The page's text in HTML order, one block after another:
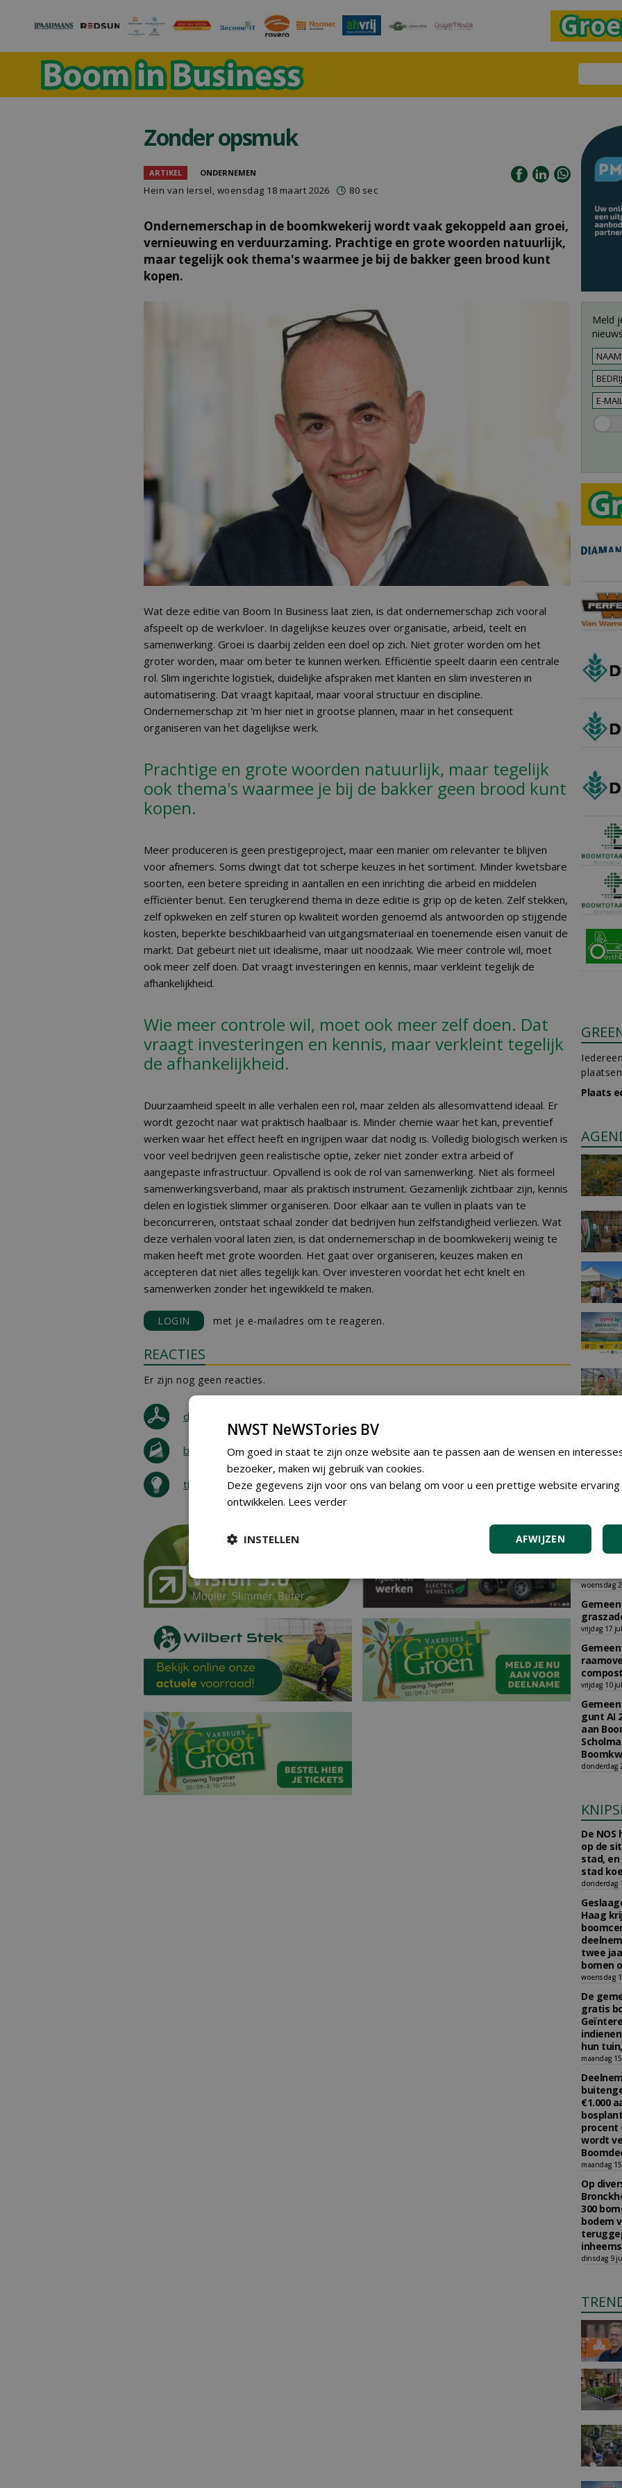
Zonder opsmuk
ARTIKEL ONDERNEMEN
Hein van Iersel, woensdag 18 maart 2026 80 sec
Ondernemerschap in de boomkwekerij wordt vaak gekoppeld aan groei,
vernieuwing en verduurzaming. Prachtige en grote woorden natuurlijk,
maar tegelijk ook thema's waarmee je bij de bakker geen brood kunt
kopen.
Wat deze editie van Boom In Business laat zien, is dat ondernemerschap zich vooral
afspeelt op de werkvloer. In dagelijkse keuzes over organisatie, arbeid, teelt en
samenwerking. Groei is daarbij zelden een doel op zich. Niet groter worden om het
groter worden, maar om beter te kunnen werken. Efficiëntie speelt daarin een centrale
rol. Slim ingerichte logistiek, duidelijke afspraken met klanten en slim investeren in
automatisering. Dat vraagt kapitaal, maar vooral structuur en discipline.
Ondernemerschap zit 'm hier niet in grootse plannen, maar in het consequent
organiseren van het dagelijkse werk.
Prachtige en grote woorden natuurlijk, maar tegelijk
ook thema's waarmee je bij de bakker geen brood kunt
kopen.
Meer produceren is geen prestigeproject, maar een manier om relevanter te blijven
voor afnemers. Soms dwingt dat tot scherpe keuzes in het sortiment. Minder kwetsbare
soorten, een betere spreiding in aantallen en een inrichting die arbeid en middelen
efficiënter benut. Een terugkerend thema in deze editie is grip op de keten. Zelf stekken,
zelf opkweken en zelf sturen op kwaliteit worden genoemd als antwoorden op stijgende
kosten, beperkte beschikbaarheid van uitgangsmateriaal en toenemende eisen vanuit de
markt. Dat gebeurt niet uit idealisme, maar uit noodzaak. Wie meer controle wil, moet
ook meer zelf doen. Dat vraagt investeringen en kennis, maar verkleint tegelijk de
afhankelijkheid.
Wie meer controle wil, moet ook meer zelf doen. Dat
vraagt investeringen en kennis, maar verkleint tegelijk
de afhankelijkheid.
Duurzaamheid speelt in alle verhalen een rol, maar zelden als allesomvattend ideaal. Er
wordt gezocht naar wat praktisch haalbaar is. Minder chemie waar het kan, preventief
werken waar het effect heeft en ingrijpen waar dat nodig is. Volledig biologisch werken is
voor veel bedrijven geen realistische optie, zeker niet zonder extra arbeid of
aangepaste infrastructuur. Opvallend is ook de rol van samenwerking. Niet als formeel
samenwerkingsverband, maar als praktisch instrument. Gezamenlijk zichtbaar zijn, kennis
delen en logistiek slimmer organiseren. Door elkaar aan te vullen in plaats van te
beconcurreren, ontstaat schaal zonder dat bedrijven hun zelfstandigheid verliezen. Wat
deze verhalen vooral laten zien, is dat ondernemerschap in de boomkwekerij weinig te
maken heeft met grote woorden. Het gaat over organiseren, keuzes maken en
accepteren dat niet alles tegelijk kan. Over investeren voordat het echt knelt en
samenwerken zonder het ingewikkeld te maken.
LOGIN met je e-mailadres om te reageren.
REACTIES
Er zijn nog geen reacties.
download artikel
bestel tijdschrift
tip de redactie
Meld
Plaats
vrijdag 31
gunt
woensdag
vrijdag 17
vrijdag 10
gunt AI
aan
donderdag
De
op de
stad,
stad
donderdag
Haag
twee
bomen
woensdag
De
gratis
hun
maandag
€1.000
procent
wordt
maandag
Op
300
bodem
dinsdag 9
NWST NeWSTories BV
Om goed in staat te zijn onze website aan te passen aan de wensen en
bezoeker, maken wij gebruik van cookies.
Deze gegevens zijn voor ons van belang om voor u een prettige website ervaring
ontwikkelen. Lees verder
AFWIJZEN
INSTELLEN